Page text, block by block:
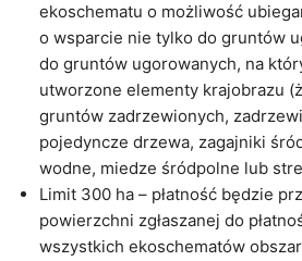
ekoschematu o możliwość
o wsparcie nie tylko do gruntów
do gruntów ugorowanych, na
utworzone elementy krajobrazu
gruntów zadrzewionych,
pojedyncze drzewa, zagajniki
wodne, miedze śródpolne lub
Limit 300 ha – płatność będzie
powierzchni zgłaszanej do
wszystkich ekoschematów